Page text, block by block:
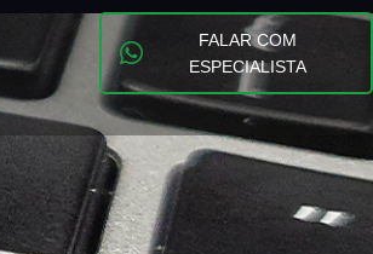
FALAR COM
ESPECIALISTA